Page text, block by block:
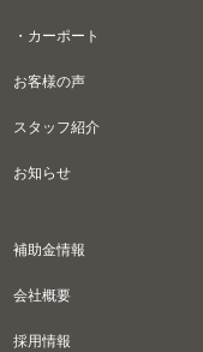
・カーポート
お客様の声
スタッフ紹介
お知らせ
補助金情報
会社概要
採用情報